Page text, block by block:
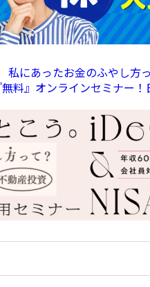
私にあったお金のふやし方
料』オンラインセミナー